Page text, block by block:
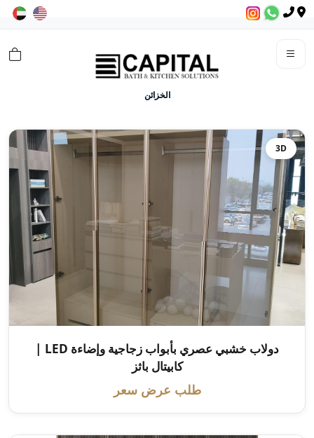
الخزائن
دولاب خشبي عصري بأبواب زجاجية وإضاءة LED |
كابيتال باثز
طلب عرض سعر